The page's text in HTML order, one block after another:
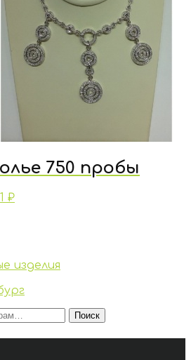
750 пробы
₽
изделия
Поиск